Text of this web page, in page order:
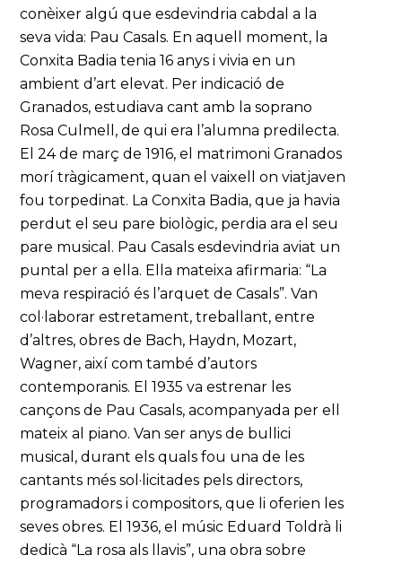
conèixer algú que esdevindria cabdal a la
seva vida: Pau Casals. En aquell moment, la
Conxita Badia tenia 16 anys i vivia en un
ambient d’art elevat. Per indicació de
Granados, estudiava cant amb la soprano
Rosa Culmell, de qui era l’alumna predilecta.
El 24 de març de 1916, el matrimoni Granados
morí tràgicament, quan el vaixell on viatjaven
fou torpedinat. La Conxita Badia, que ja havia
perdut el seu pare biològic, perdia ara el seu
pare musical. Pau Casals esdevindria aviat un
puntal per a ella. Ella mateixa afirmaria: “La
meva respiració és l’arquet de Casals”. Van
col·laborar estretament, treballant, entre
d’altres, obres de Bach, Haydn, Mozart,
Wagner, així com també d’autors
contemporanis. El 1935 va estrenar les
cançons de Pau Casals, acompanyada per ell
mateix al piano. Van ser anys de bullici
musical, durant els quals fou una de les
cantants més sol·licitades pels directors,
programadors i compositors, que li oferien les
seves obres. El 1936, el músic Eduard Toldrà li
dedicà “La rosa als llavis”, una obra sobre